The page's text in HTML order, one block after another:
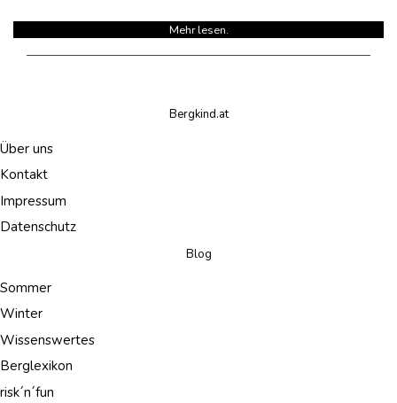
Mehr lesen.
Bergkind.at
Über uns
Kontakt
Impressum
Datenschutz
Blog
Sommer
Winter
Wissenswertes
Berglexikon
risk´n´fun